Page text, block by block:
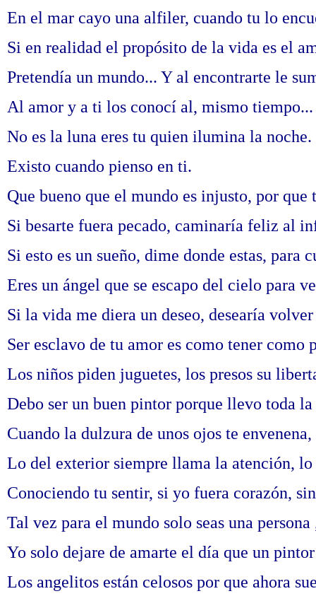
En el mar cayo una alfiler, cuando tu lo
Si en realidad el propósito de la vida es el
Pretendía un mundo... Y al encontrarte le
Al amor y a ti los conocí al, mismo tiempo...
No es la luna eres tu quien ilumina la noche.
Existo cuando pienso en ti.
Que bueno que el mundo es injusto, por
Si besarte fuera pecado, caminaría feliz al
Si esto es un sueño, dime donde estas, para
Eres un ángel que se escapo del cielo para
Si la vida me diera un deseo, desearía
Ser esclavo de tu amor es como tener como
Los niños piden juguetes, los presos su
Debo ser un buen pintor porque llevo toda
Cuando la dulzura de unos ojos te
Lo del exterior siempre llama la atención,
Conociendo tu sentir, si yo fuera corazón,
Tal vez para el mundo solo seas una
Yo solo dejare de amarte el día que un
Los angelitos están celosos por que ahora